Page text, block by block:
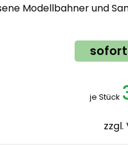
Modellbahner und
je Stück
zzgl.